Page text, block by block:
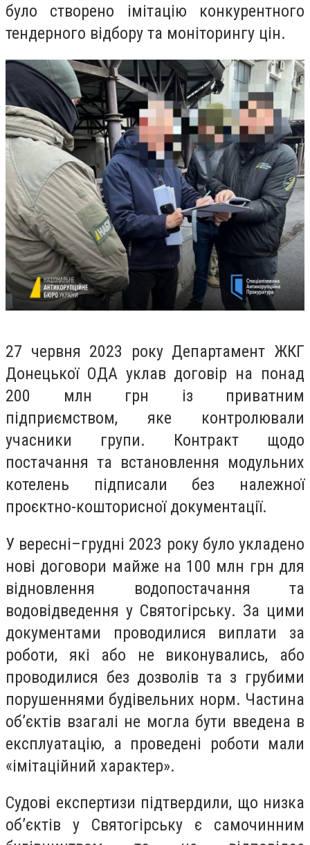
було створено імітацію конкурентного
тендерного відбору та моніторингу цін.
27 червня 2023 року Департамент ЖКГ
Донецької ОДА уклав договір на понад
200 млн грн із приватним
підприємством, яке контролювали
учасники групи. Контракт щодо
постачання та встановлення модульних
котелень підписали без належної
проєктно-кошторисної документації.
У вересні–грудні 2023 року було укладено
нові договори майже на 100 млн грн для
відновлення водопостачання та
водовідведення у Святогірську. За цими
документами проводилися виплати за
роботи, які або не виконувались, або
проводилися без дозволів та з грубими
порушеннями будівельних норм. Частина
об’єктів взагалі не могла бути введена в
експлуатацію, а проведені роботи мали
«імітаційний характер».
Судові експертизи підтвердили, що низка
об’єктів у Святогірську є самочинним